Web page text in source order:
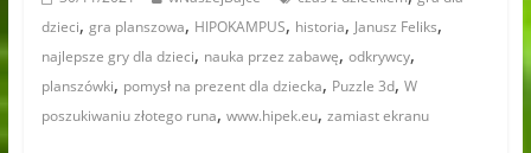
dzieci, gra planszowa, HIPOKAMPUS, historia, Janusz Feliks,
najlepsze gry dla dzieci, nauka przez zabawę, odkrywcy,
planszówki, pomysł na prezent dla dziecka, Puzzle 3d, W
poszukiwaniu złotego runa, www.hipek.eu, zamiast ekranu